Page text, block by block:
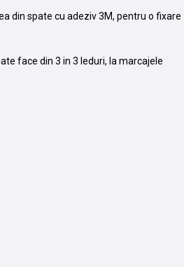
din spate cu adeziv 3M, pentru o fixare
face din 3 in 3 leduri, la marcajele